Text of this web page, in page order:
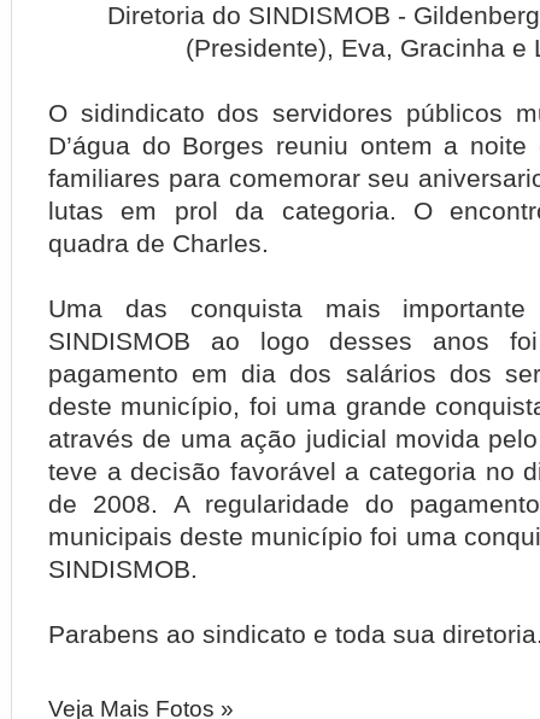
Diretoria do SINDISMOB -
(Presidente), Eva, Gracinha e
O sidindicato dos servidores públicos
D’água do Borges reuniu ontem a
familiares para comemorar seu
lutas em prol da categoria. O
quadra de Charles.
Uma das conquista mais
SINDISMOB ao logo desses anos
pagamento em dia dos salários dos
deste município, foi uma grande
através de uma ação judicial movida
teve a decisão favorável a categoria
de 2008. A regularidade do
municipais deste município foi uma
SINDISMOB.
Parabens ao sindicato e toda sua
Veja Mais Fotos »